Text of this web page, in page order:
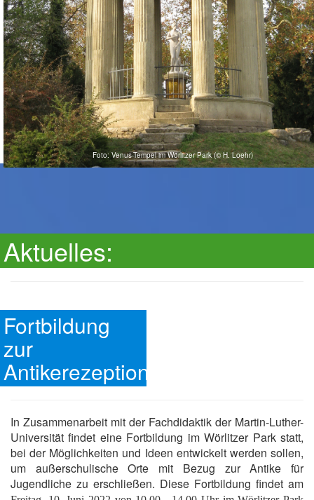
Foto: Venus-Tempel im Wörlitzer Park (© H. Loehr)
Aktuelles:
Fortbildung
zur
Antikerezeption
In Zusammenarbeit mit der Fachdidaktik der Martin-Luther-
Universität findet eine Fortbildung im Wörlitzer Park statt,
bei der Möglichkeiten und Ideen entwickelt werden sollen,
um außerschulische Orte mit Bezug zur Antike für
Jugendliche zu erschließen. Diese Fortbildung findet am